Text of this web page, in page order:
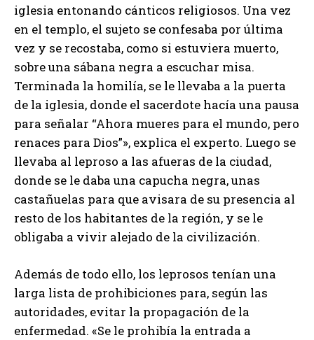
iglesia entonando cánticos religiosos. Una vez
en el templo, el sujeto se confesaba por última
vez y se recostaba, como si estuviera muerto,
sobre una sábana negra a escuchar misa.
Terminada la homilía, se le llevaba a la puerta
de la iglesia, donde el sacerdote hacía una pausa
para señalar “Ahora mueres para el mundo, pero
renaces para Dios”», explica el experto. Luego se
llevaba al leproso a las afueras de la ciudad,
donde se le daba una capucha negra, unas
castañuelas para que avisara de su presencia al
resto de los habitantes de la región, y se le
obligaba a vivir alejado de la civilización.
Además de todo ello, los leprosos tenían una
larga lista de prohibiciones para, según las
autoridades, evitar la propagación de la
enfermedad. «Se le prohibía la entrada a